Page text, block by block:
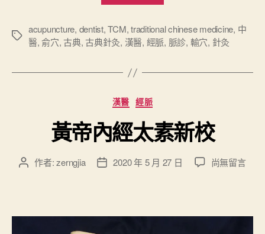
針
灸
論
標
acupuncture, dentist,TCM,traditional chinese medicine, 中
醫, 俞穴,古典,古典針灸, 漢醫, 經脈, 脈診, 輸穴, 針灸
分
類
漢醫 經脈
黃帝內經太素新校
文 作者:zerngjia
文
日
2020 年 5 月 27 日
在
內
尚無留言